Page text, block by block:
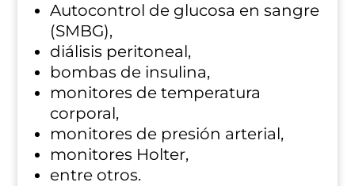
Autocontrol de glucosa en sangre
(SMBG),
diálisis peritoneal,
bombas de insulina,
monitores de temperatura
corporal,
monitores de presión arterial,
monitores Holter,
entre otros.